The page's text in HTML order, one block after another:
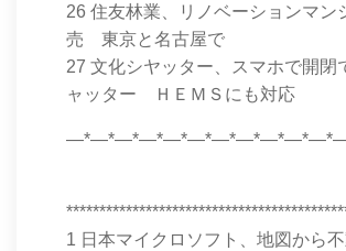
26 住友林業、リノベーションマン
売 東京と名古屋で
27 文化シヤッター、スマホで開閉
ャッター ＨＥＭＳにも対応
1 日本マイクロソフト、地図から